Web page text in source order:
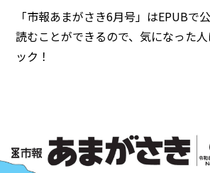
「市報あまがさき6月号」はEPUBで
読むことができるので、気になった
ック！